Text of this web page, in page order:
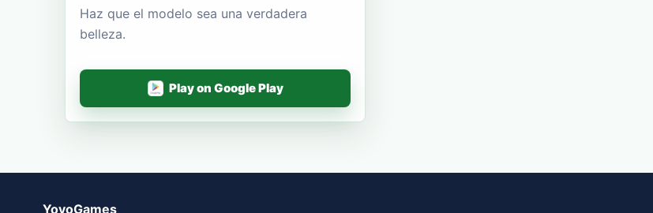
Haz que el modelo sea una verdadera
belleza.
Play on Google Play
YovoGames